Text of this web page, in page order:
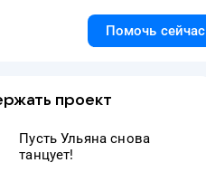
Помочь сейчас
проект
Пусть Ульяна снова
танцует!